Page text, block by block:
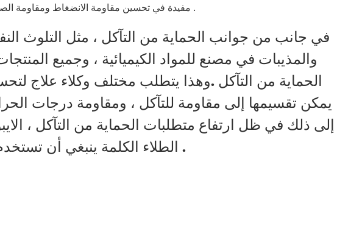
مفيدة في تحسين مقاومة الانضغاط ومقاومة الصدمات ، وتلبية متطلبات استخدام المنتج .
والمذيبات في مصنع للمواد الكيميائية ، وجميع
الحماية من التآكل .وهذا يتطلب مختلف وكلاء علاج
يمكن تقسيمها إلى مقاومة للتآكل ، ومقاومة درجات
إلى ذلك في ظل ارتفاع متطلبات الحماية من التآكل ،
الطلاء الكلمة ينبغي أن تستخدم لتلبية الاحتياجات الخاصة .